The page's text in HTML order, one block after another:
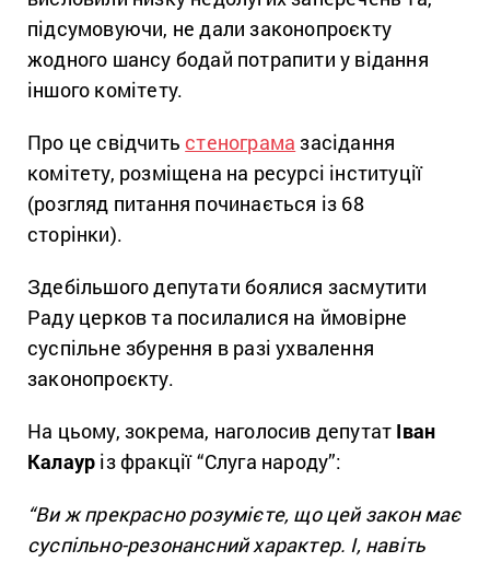
підсумовуючи, не дали законопроєкту
жодного шансу бодай потрапити у відання
іншого комітету.
Про це свідчить стенограма засідання
комітету, розміщена на ресурсі інституції
(розгляд питання починається із 68
сторінки).
Здебільшого депутати боялися засмутити
Раду церков та посилалися на ймовірне
суспільне збурення в разі ухвалення
законопроєкту.
На цьому, зокрема, наголосив депутат Іван
Калаур із фракції “Слуга народу”:
“Ви ж прекрасно розумієте, що цей закон має
суспільно-резонансний характер. І, навіть